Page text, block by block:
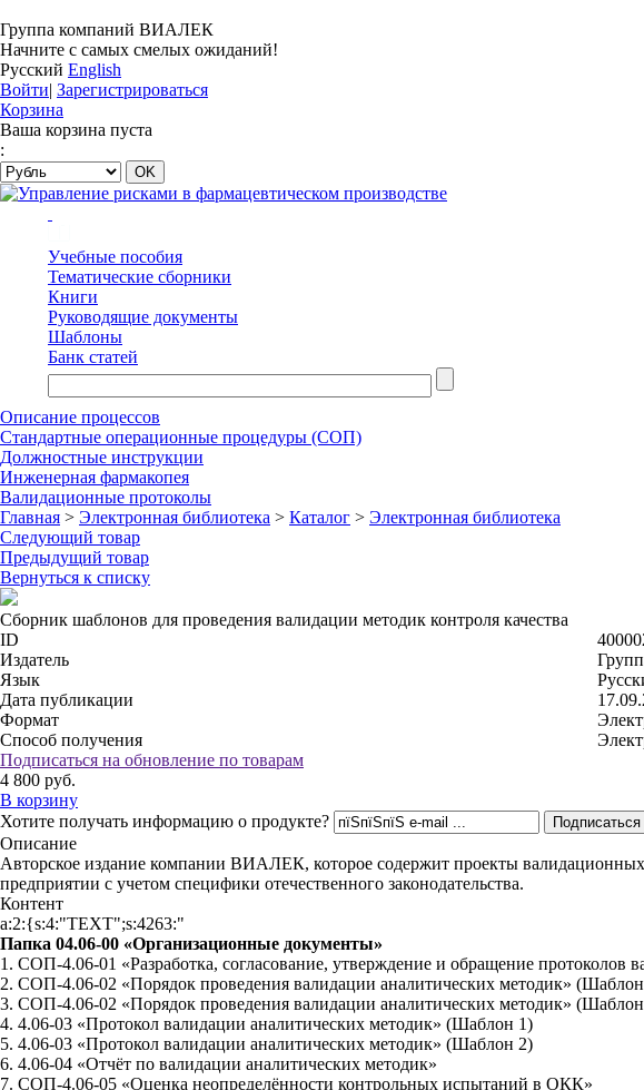
Группа компаний ВИАЛЕК
Начните с самых смелых ожиданий!
Русский English
Войти| Зарегистрироваться
Корзина
Ваша корзина пуста
:
Учебные пособия
Тематические сборники
Книги
Руководящие документы
Шаблоны
Банк статей
Описание процессов
Стандартные операционные процедуры (СОП)
Должностные инструкции
Инженерная фармакопея
Валидационные протоколы
Главная > Электронная библиотека > Каталог > Электронная библиотека
Следующий товар
Предыдущий товар
Вернуться к списку
Сборник шаблонов для проведения валидации методик контроля качества
ID
Издатель
Язык
Дата публикации
Формат
Способ получения
Подписаться на обновление по товарам
4 800 руб.
В корзину
Хотите получать информацию о продукте?
Описание
Авторское издание компании ВИАЛЕК, которое содержит проекты
предприятии с учетом специфики отечественного законодательства.
Контент
a:2:{s:4:"TEXT";s:4263:"
Папка 04.06-00 «Организационные документы»
1. СОП-4.06-01 «Разработка, согласование, утверждение и обращение протоколов
2. СОП-4.06-02 «Порядок проведения валидации аналитических методик»
3. СОП-4.06-02 «Порядок проведения валидации аналитических методик»
4. 4.06-03 «Протокол валидации аналитических методик» (Шаблон 1)
5. 4.06-03 «Протокол валидации аналитических методик» (Шаблон 2)
6. 4.06-04 «Отчёт по валидации аналитических методик»
7. СОП-4.06-05 «Оценка неопределённости контрольных испытаний в ОКК»